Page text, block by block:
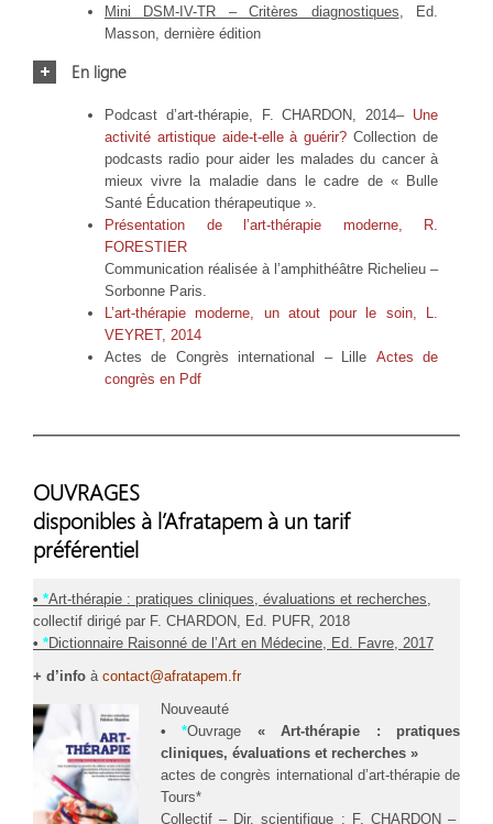
Mini DSM-IV-TR – Critères diagnostiques, Ed.
Masson, dernière édition
En ligne
Podcast d’art-thérapie, F. CHARDON, 2014–Une
activité artistique aide-t-elle à guérir?Collection de
podcasts radio pour aider les malades du cancer à
mieux vivre la maladie dans le cadre de « Bulle
Santé Éducation thérapeutique ».
Présentation de l’art-thérapie moderne, R.
FORESTIER
Communication réalisée à l’amphithéâtre Richelieu –
Sorbonne Paris.
L’art-thérapie moderne, un atout pour le soin, L.
VEYRET, 2014
Actes de Congrès international – Lille Actes de
congrès en Pdf
OUVRAGES
disponibles à l’Afratapem à un tarif
préférentiel
• *Art-thérapie : pratiques cliniques, évaluations et recherches,
collectif dirigé par F. CHARDON, Ed. PUFR, 2018
• *Dictionnaire Raisonné de l’Art en Médecine, Ed. Favre, 2017
+ d’info à contact@afratapem.fr
Nouveauté
•*Ouvrage « Art-thérapie : pratiques
cliniques, évaluations et recherches »
actes de congrès international d’art-thérapie de
Tours*
Collectif – Dir. scientifique : F. CHARDON –